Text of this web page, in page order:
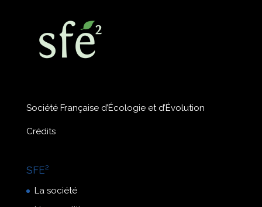
Société Française d’Écologie et d’Évolution
Crédits
SFE²
La société